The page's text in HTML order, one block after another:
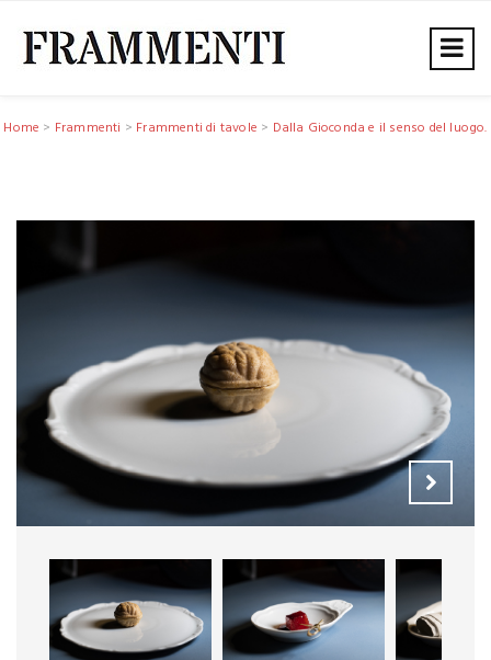
Home > Frammenti > Frammenti di tavole > Dalla Gioconda e il senso del luogo.